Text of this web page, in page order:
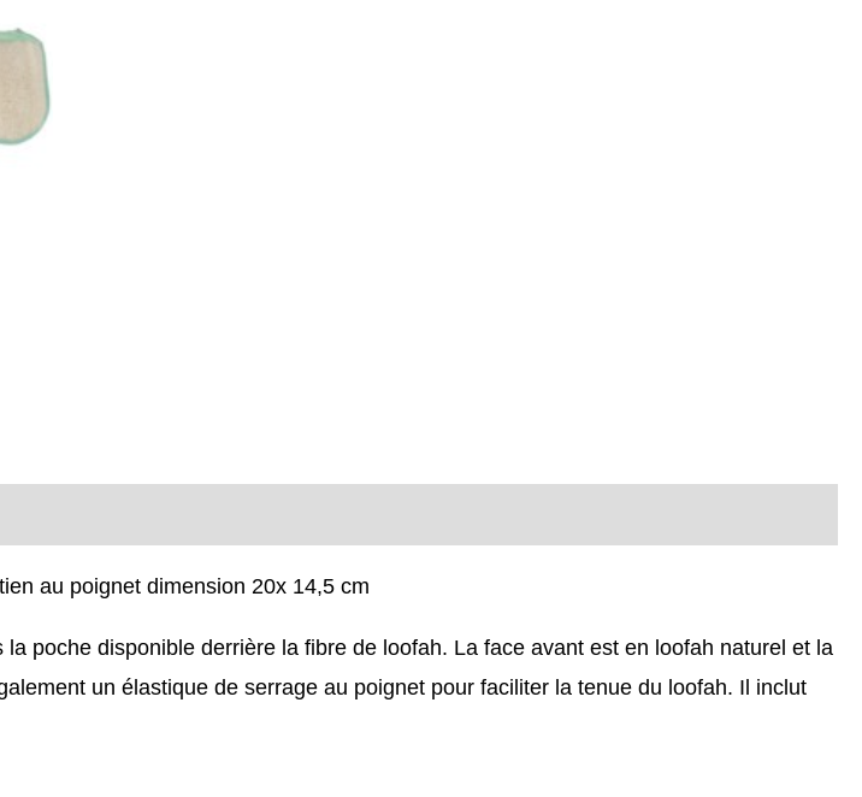
au poignet dimension 20x 14,5 cm
poche disponible derrière la fibre de loofah. La face avant est en loofah naturel et la
un élastique de serrage au poignet pour faciliter la tenue du loofah. Il inclut